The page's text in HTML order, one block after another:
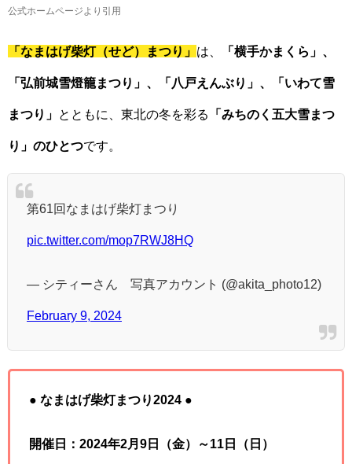
公式ホームページより引用
「なまはげ柴灯（せど）まつり」 は、 「横手かまくら」、
「弘前城雪燈籠まつり」、「八戸えんぶり」、「いわて雪
まつり」 とともに、東北の冬を彩る 「みちのく五大雪まつ
り」のひとつです。
第61回なまはげ柴灯まつり
pic.twitter.com/mop7RWJ8HQ
— シティーさん 写真アカウント (@akita_photo12)
February 9, 2024
● なまはげ柴灯まつり2024 ●
開催日：2024年2月9日（金）～11日（日）